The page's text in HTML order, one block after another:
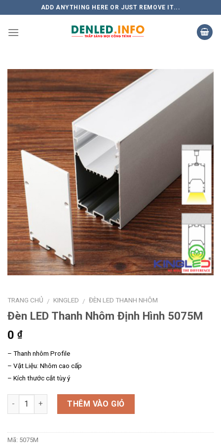
to
content
ADD ANYTHING HERE OR JUST REMOVE IT...
TRANG CHỦ / KINGLED / ĐÈN LED THANH NHÔM
Đèn LED Thanh Nhôm Định Hình 5075M
0 ₫
– Thanh nhôm Profile
– Vật Liệu: Nhôm cao cấp
– Kích thước cắt tùy ý
Số lượng THÊM VÀO GIỎ
Mã: 5075M